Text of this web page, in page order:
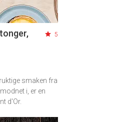
5
smaken fra
i, er en
d'Or.